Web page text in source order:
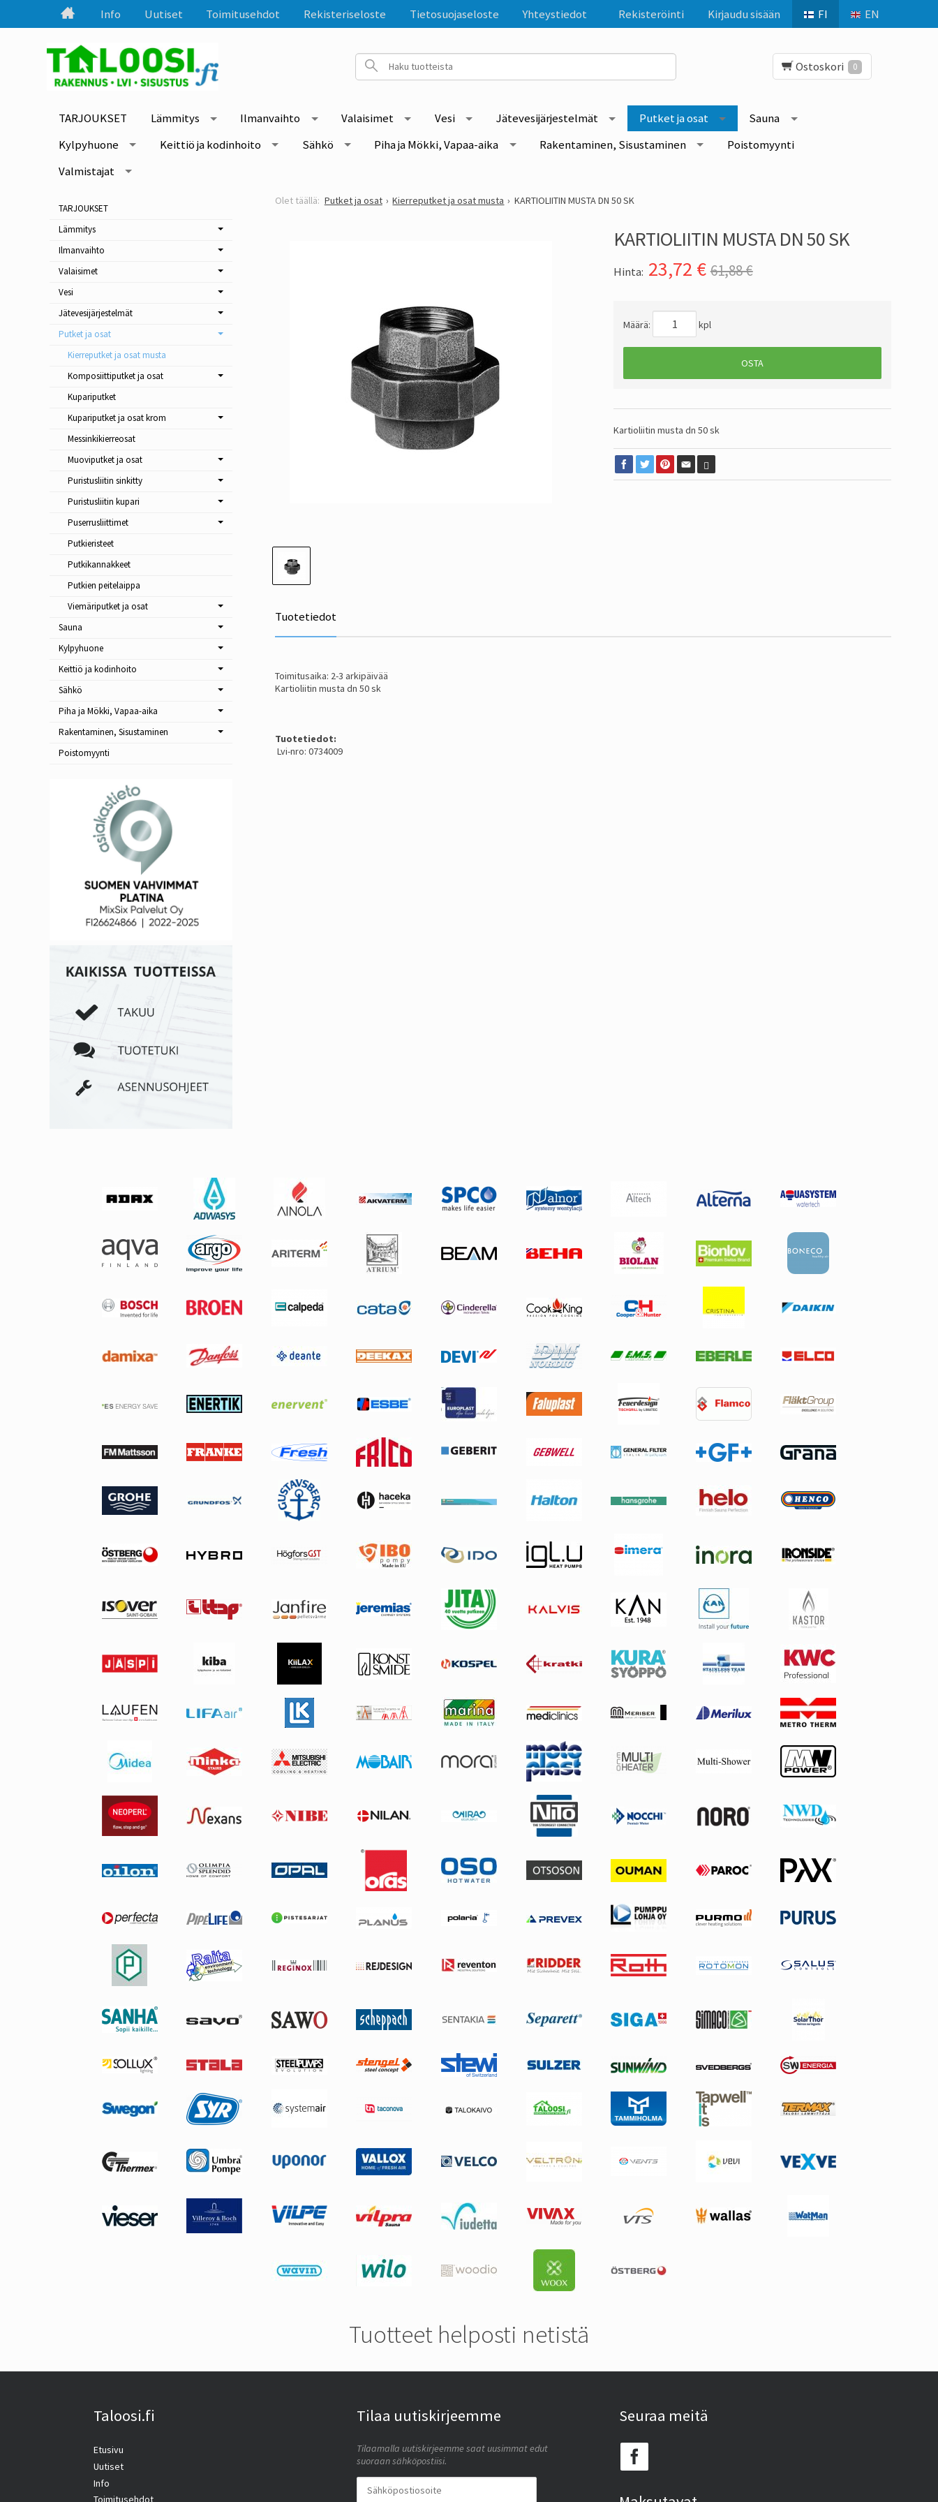
FI EN
Rekisteröinti Kirjaudu sisään
Info Uutiset Toimitusehdot Rekisteriseloste Tietosuojaseloste Yhteystiedot
Ostoskori 0
TARJOUKSET Lämmitys Ilmanvaihto Valaisimet Vesi Jätevesijärjestelmät Putket ja osat
Sauna
Kylpyhuone
Keittiö ja kodinhoito Sähkö Piha ja Mökki, Vapaa-aika Rakentaminen, Sisustaminen
Poistomyynti
Valmistajat
Putket ja osat Kierreputket ja osat musta KARTIOLIITIN MUSTA DN 50 SK
KARTIOLIITIN MUSTA DN 50 SK
Hinta: 23,72 € 61,88 €
Määrä: kpl
OSTA
Kartioliitin musta dn 50 sk
Tuotetiedot
Toimitusaika: 2-3 arkipäivää
Kartioliitin musta dn 50 sk
Tuotetiedot:
Lvi-nro: 0734009
TARJOUKSET
Lämmitys
Ilmanvaihto
Valaisimet
Vesi
Jätevesijärjestelmät
Putket ja osat
Kierreputket ja osat musta
Komposiittiputket ja osat
Kupariputket
Kupariputket ja osat krom
Messinkikierreosat
Muoviputket ja osat
Puristusliitin sinkitty
Puristusliitin kupari
Puserrusliittimet
Putkieristeet
Putkikannakkeet
Putkien peitelaippa
Viemäriputket ja osat
Sauna
Kylpyhuone
Keittiö ja kodinhoito
Sähkö
Piha ja Mökki, Vapaa-aika
Rakentaminen, Sisustaminen
Poistomyynti
Tuotteet helposti netistä
Taloosi.fi
Etusivu
Uutiset
Info
Toimitusehdot
Tilaa uutiskirjeemme
Tilaamalla uutiskirjeemme saat uusimmat edut
suoraan sähköpostiisi.
Seuraa meitä